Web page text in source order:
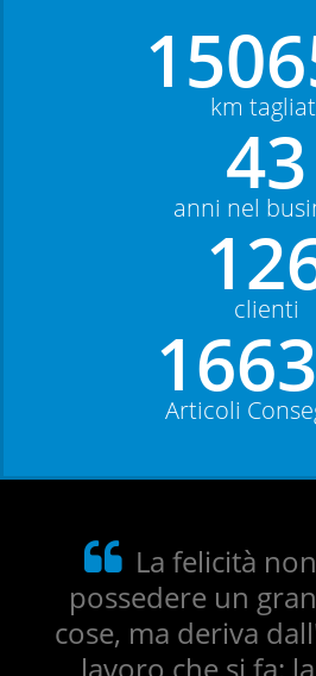
km
43
anni nel
clienti
Articoli
La felicità
possedere un
cose, ma deriva